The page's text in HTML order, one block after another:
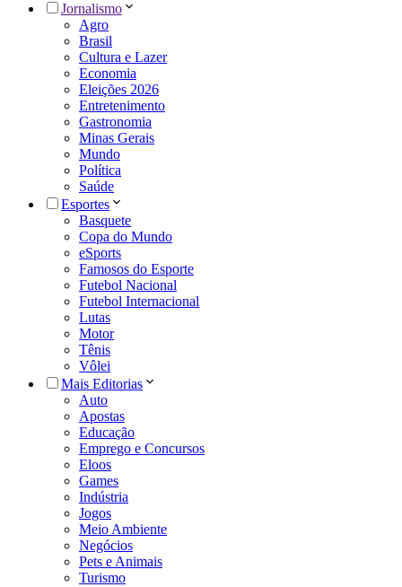
Jornalismo
Agro
Brasil
Cultura e Lazer
Economia
Eleições 2026
Entretenimento
Gastronomia
Minas Gerais
Mundo
Política
Saúde
Esportes
Basquete
Copa do Mundo
eSports
Famosos do Esporte
Futebol Nacional
Futebol Internacional
Lutas
Motor
Tênis
Vôlei
Mais Editorias
Auto
Apostas
Educação
Emprego e Concursos
Eloos
Games
Indústria
Jogos
Meio Ambiente
Negócios
Pets e Animais
Turismo